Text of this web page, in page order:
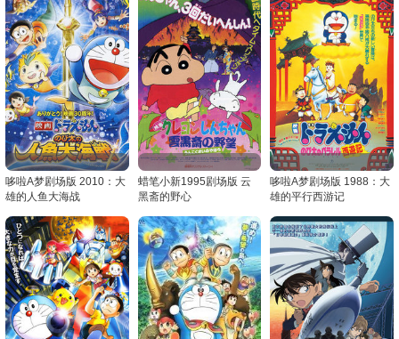
哆啦A梦剧场版 2010：大
雄的人鱼大海战
蜡笔小新1995剧场版 云
黑斋的野心
哆啦A梦剧场版 1988：大
雄的平行西游记